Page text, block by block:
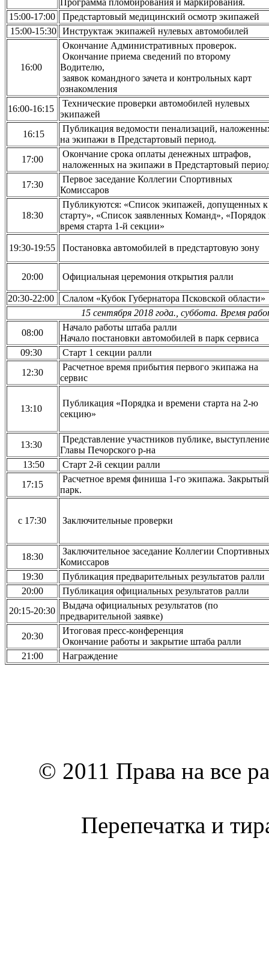
15:00-17:00
Предстартовый медицинский осмотр экипажей
15:00-15:30 Инструктаж экипажей нулевых автомобилей
16:00
Окончание Административных проверок.
Окончание приема сведений по второму
Водителю,
заявок командного зачета и контрольных карт
ознакомления
16:00-16:15
Технические проверки автомобилей нулевых
экипажей
16:15
Публикация ведомости пенализаций,
на экипажи в Предстартовый период.
17:00
Окончание срока оплаты денежных штрафов,
наложенных на экипажи в Предстартовый
17:30
Первое заседание Коллегии Спортивных
Комиссаров
18:30
Публикуются: «Список экипажей, допущенных к
старту», «Список заявленных Команд», «Порядок
время старта 1-й секции»
19:30-19:55 Постановка автомобилей в предстартовую зону
20:00 Официальная церемония открытия ралли
20:30-22:00
Слалом «Кубок Губернатора Псковской области»
15 сентября 2018 года., суббота. Время
08:00
Начало работы штаба ралли
Начало постановки автомобилей в парк сервиса
09:30
Старт 1 секции ралли
12:30
Расчетное время прибытия первого экипажа на
сервис
13:10
Публикация «Порядка и времени старта на 2-ю
секцию»
13:30
Представление участников публике, выступление
Главы Печорского р-на
13:50
Старт 2-й секции ралли
17:15
Расчетное время финиша 1-го экипажа. Закрытый
парк.
с 17:30 Заключительные проверки
18:30
Заключительное заседание Коллегии Спортивных
Комиссаров
19:30
Публикация предварительных результатов ралли
20:00
Публикация официальных результатов ралли
20:15-20:30
Выдача официальных результатов (по
предварительной заявке)
20:30
Итоговая пресс-конференция
Окончание работы и закрытие штаба ралли
21:00
Награждение
© 2011 Права на все
Перепечатка и